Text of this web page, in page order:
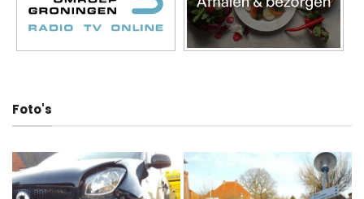
Foto's